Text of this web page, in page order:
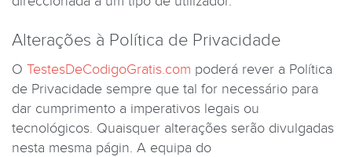
Alterações à Política de Privacidade
O TestesDeCodigoGratis.com poderá rever a Política
de Privacidade sempre que tal for necessário para
dar cumprimento a imperativos legais ou
tecnológicos. Quaisquer alterações serão divulgadas
nesta mesma págin. A equipa do